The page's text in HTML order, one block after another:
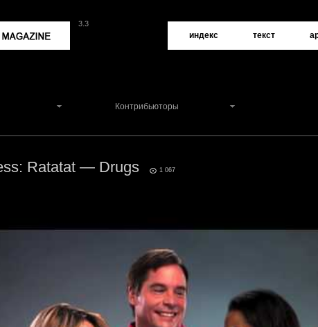
3.3
индекс текст
Контрибьюторы
Ratatat — Drugs 1 067